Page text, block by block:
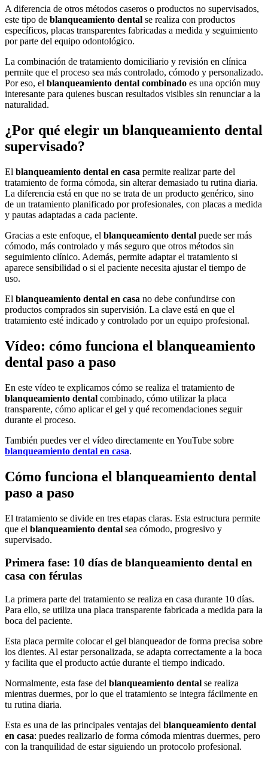
A diferencia de otros métodos caseros o productos no supervisados,
este tipo de blanqueamiento dental se realiza con productos
específicos, placas transparentes fabricadas a medida y seguimiento
por parte del equipo odontológico.
La combinación de tratamiento domiciliario y revisión en clínica
permite que el proceso sea más controlado, cómodo y personalizado.
Por eso, el blanqueamiento dental combinado es una opción muy
interesante para quienes buscan resultados visibles sin renunciar a la
naturalidad.
¿Por qué elegir un blanqueamiento dental
supervisado?
El blanqueamiento dental en casa permite realizar parte del
tratamiento de forma cómoda, sin alterar demasiado tu rutina diaria.
La diferencia está en que no se trata de un producto genérico, sino
de un tratamiento planificado por profesionales, con placas a medida
y pautas adaptadas a cada paciente.
Gracias a este enfoque, el blanqueamiento dental puede ser más
cómodo, más controlado y más seguro que otros métodos sin
seguimiento clínico. Además, permite adaptar el tratamiento si
aparece sensibilidad o si el paciente necesita ajustar el tiempo de
uso.
El blanqueamiento dental en casa no debe confundirse con
productos comprados sin supervisión. La clave está en que el
tratamiento esté indicado y controlado por un equipo profesional.
Vídeo: cómo funciona el blanqueamiento
dental paso a paso
En este vídeo te explicamos cómo se realiza el tratamiento de
blanqueamiento dental combinado, cómo utilizar la placa
transparente, cómo aplicar el gel y qué recomendaciones seguir
durante el proceso.
También puedes ver el vídeo directamente en YouTube sobre
blanqueamiento dental en casa.
Cómo funciona el blanqueamiento dental
paso a paso
El tratamiento se divide en tres etapas claras. Esta estructura permite
que el blanqueamiento dental sea cómodo, progresivo y
supervisado.
Primera fase: 10 días de blanqueamiento dental en
casa con férulas
La primera parte del tratamiento se realiza en casa durante 10 días.
Para ello, se utiliza una placa transparente fabricada a medida para la
boca del paciente.
Esta placa permite colocar el gel blanqueador de forma precisa sobre
los dientes. Al estar personalizada, se adapta correctamente a la boca
y facilita que el producto actúe durante el tiempo indicado.
Normalmente, esta fase del blanqueamiento dental se realiza
mientras duermes, por lo que el tratamiento se integra fácilmente en
tu rutina diaria.
Esta es una de las principales ventajas del blanqueamiento dental
en casa: puedes realizarlo de forma cómoda mientras duermes, pero
con la tranquilidad de estar siguiendo un protocolo profesional.